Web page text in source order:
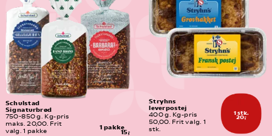
1 pakke
15,-
Schulstad
Signaturbrød
750-850 g. Kg-pris
maks. 20,00. Frit
valg. 1 pakke
1 stk.
20,-
Stryhns
leverpostej
400 g. Kg-pris
50,00. Frit valg. 1
stk.